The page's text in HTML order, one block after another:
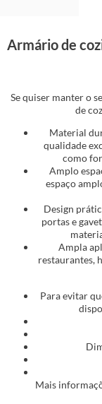
Armário de
Se quiser manter o
de
Material
qualidade
como
Amplo
espaço
Design
portas e
Ampla
restaurantes,
Para evitar
Mais